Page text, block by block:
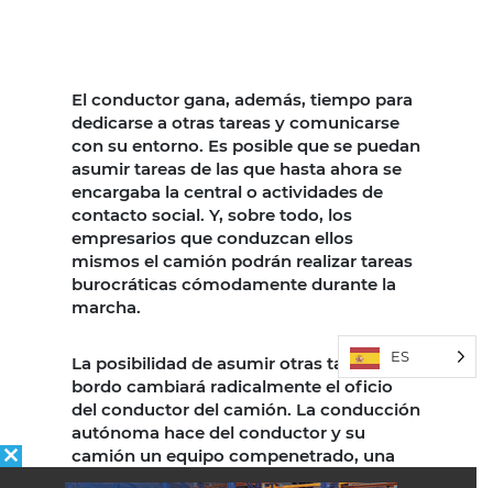
El conductor gana, además, tiempo para
dedicarse a otras tareas y comunicarse
con su entorno. Es posible que se puedan
asumir tareas de las que hasta ahora se
encargaba la central o actividades de
contacto social. Y, sobre todo, los
empresarios que conduzcan ellos
mismos el camión podrán realizar tareas
burocráticas cómodamente durante la
marcha.
La posibilidad de asumir otras tareas a
bordo cambiará radicalmente el oficio
del conductor del camión. La conducción
autónoma hace del conductor y su
camión un equipo compenetrado, una
combinación razonable, eficiente y
ES